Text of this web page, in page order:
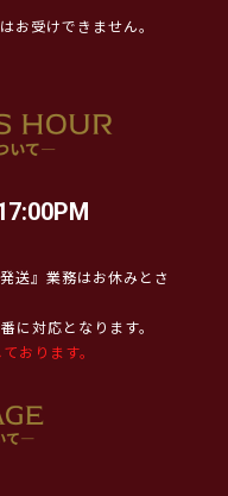
お受けできません。
送』業務はお休みとさ
に対応となります。
おります。